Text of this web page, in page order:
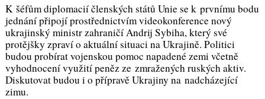
K šéfům diplomacií členských států Unie se k prvnímu bodu
jednání připojí prostřednictvím videokonference nový
ukrajinský ministr zahraničí Andrij Sybiha, který své
protějšky zpraví o aktuální situaci na Ukrajině. Politici
budou probírat vojenskou pomoc napadené zemi včetně
vyhodnocení využití peněz ze zmražených ruských aktiv.
Diskutovat budou i o přípravě Ukrajiny na nadcházející
zimu.